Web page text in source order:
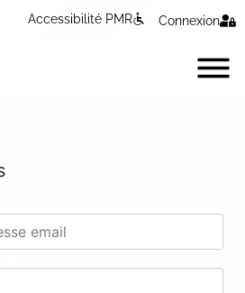
Accessibilité PMR Connexion